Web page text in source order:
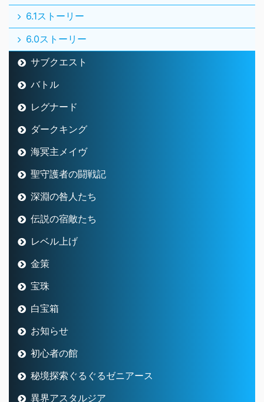
6.1ストーリー
6.0ストーリー
サブクエスト
バトル
レグナード
ダークキング
海冥主メイヴ
聖守護者の闘戦記
深淵の咎人たち
伝説の宿敵たち
レベル上げ
金策
宝珠
白宝箱
お知らせ
初心者の館
秘境探索ぐるぐるゼニアース
異界アスタルジア